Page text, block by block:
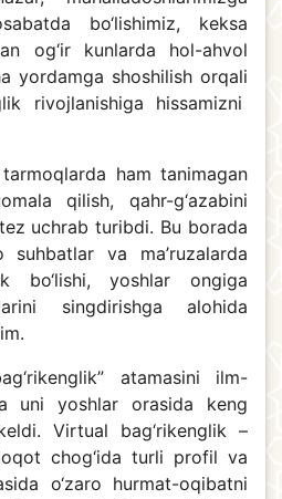
bo‘lishimiz, keksa
og‘ir kunlarda hol-ahvol
yordamga shoshilish orqali
rivojlanishiga hissamizni
ham tanimagan
qilish, qahr-g‘azabini
uchrab turibdi. Bu borada
va ma’ruzalarda
bo‘lishi, yoshlar ongiga
singdirishga alohida
atamasini ilm-
uni yoshlar orasida keng
Virtual bag‘rikenglik –
chog‘ida turli profil va
o‘zaro hurmat-oqibatni